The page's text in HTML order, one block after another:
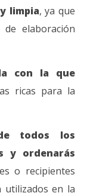
limpia, ya que
elaboración
con la que
ricas para la
todos los
y ordenarás
o recipientes
utilizados en la